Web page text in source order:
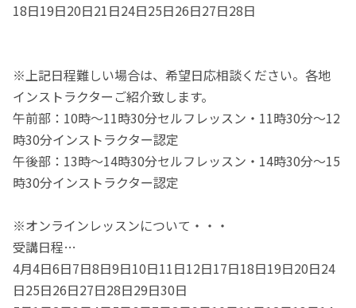
18日19日20日21日24日25日26日27日28日
※上記日程難しい場合は、希望日応相談ください。各地
インストラクターご紹介致します。
午前部：10時～11時30分セルフレッスン・11時30分～12
時30分インストラクター認定
午後部：13時～14時30分セルフレッスン・14時30分～15
時30分インストラクター認定
※オンラインレッスンについて・・・
受講日程…
4月4日6日7日8日9日10日11日12日17日18日19日20日24
日25日26日27日28日29日30日